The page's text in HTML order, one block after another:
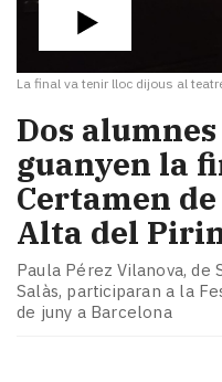
La final va tenir lloc dijous al
Dos
guanyen la
Certamen
Alta del
Paula Pérez Vilanova, de
Salàs, participaran a la
de juny a Barcelona